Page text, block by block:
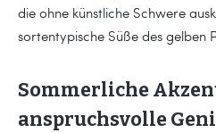
die ohne künstliche Schwere
sortentypische Süße des gelben
Sommerliche
anspruchsvolle